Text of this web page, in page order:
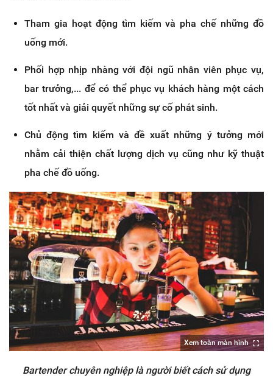
Tham gia hoạt động tìm kiếm và pha chế những đồ
uống mới.
Phối hợp nhịp nhàng với đội ngũ nhân viên phục vụ,
bar trưởng,... để có thể phục vụ khách hàng một cách
tốt nhất và giải quyết những sự cố phát sinh.
Chủ động tìm kiếm và đề xuất những ý tưởng mới
nhằm cải thiện chất lượng dịch vụ cũng như kỹ thuật
pha chế đồ uống.
Xem toàn màn hình
Bartender chuyên nghiệp là người biết cách sử dụng